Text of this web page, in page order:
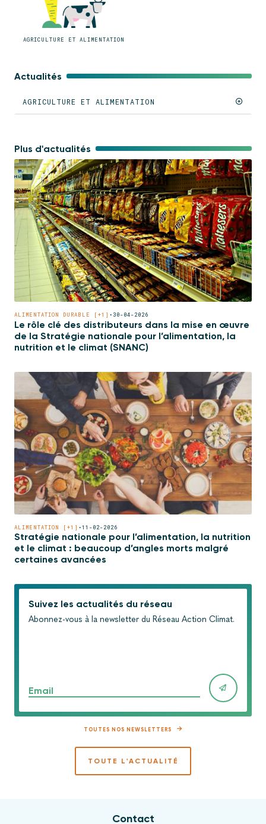
AGRICULTURE ET ALIMENTATION
Actualités
AGRICULTURE ET ALIMENTATION
Plus d'actualités
ALIMENTATION DURABLE [+1] • 30-04-2026
Le rôle clé des distributeurs dans la mise en œuvre
de la Stratégie nationale pour l’alimentation, la
nutrition et le climat (SNANC)
ALIMENTATION [+1] •11-02-2026
Stratégie nationale pour l’alimentation, la nutrition
et le climat : beaucoup d’angles morts malgré
certaines avancées
Suivez les actualités du réseau
Abonnez-vous à la newsletter du Réseau Action Climat.
Email
TOUTES NOS NEWSLETTERS
TOUTE L'ACTUALITÉ
Contact